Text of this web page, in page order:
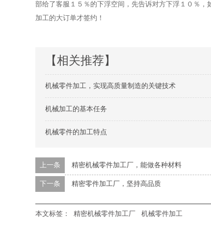
部给了客服１５％的下浮空间，先告诉对方下浮１０％
加工的大订单才签约！
【相关推荐】
机械零件加工，实现高质量制造的关键技术
机械加工的基本任务
机械零件的加工特点
上一条 精密机械零件加工厂，能做各种材料
下一条 精密零件加工厂，坚持高品质
本文标签： 精密机械零件加工厂 机械零件加工